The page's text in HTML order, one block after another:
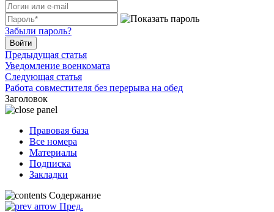
Забыли пароль?
Войти
Предыдущая статья
Уведомление военкомата
Следующая статья
Работа совместителя без перерыва на обед
Заголовок
Правовая база
Все номера
Материалы
Подписка
Закладки
Содержание
Пред.